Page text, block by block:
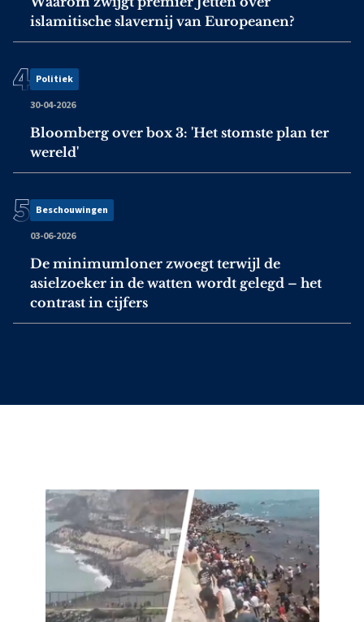
islamitische slavernij van Europeanen?
Politiek
30-04-2026
Bloomberg over box 3: 'Het stomste plan ter
wereld'
Beschouwingen
03-06-2026
De minimumloner zwoegt terwijl de
asielzoeker in de watten wordt gelegd – het
contrast in cijfers